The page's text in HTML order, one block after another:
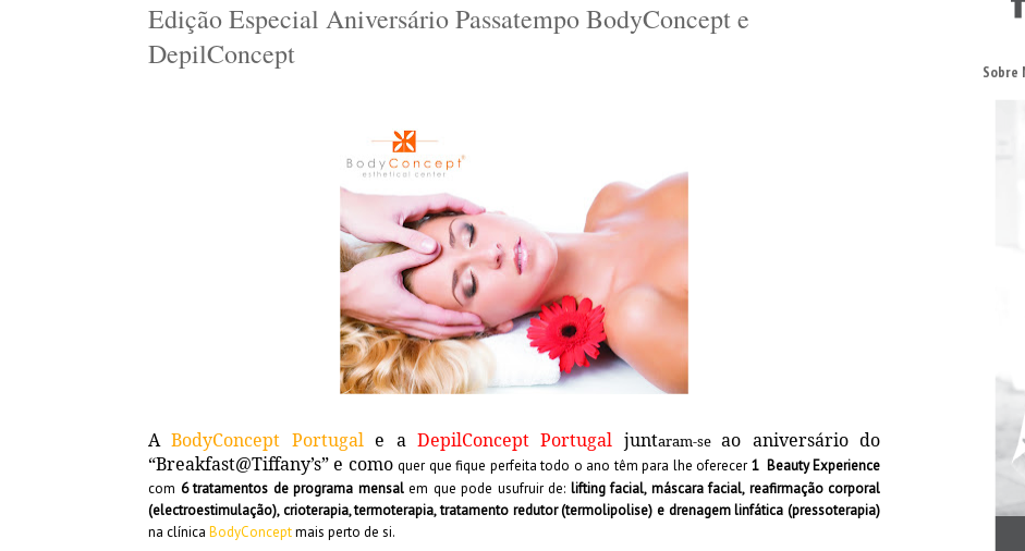
Edição Especial Aniversário Passatempo BodyConcept e
DepilConcept
ABodyConcept Portugale aDepilConcept Portugal juntaram-seao aniversário do
“Breakfast@Tiffany’s” e comoquer que fique perfeita todo o ano têm para lhe oferecer 1 Beauty Experience
com 6 tratamentos de programa mensalem que pode usufruir de: lifting facial, máscara facial, reafirmação corporal
(electroestimulação), crioterapia, termoterapia, tratamento redutor (termolipolise) e drenagem linfática (pressoterapia)
na clínica BodyConceptmais perto de si.
Sobre